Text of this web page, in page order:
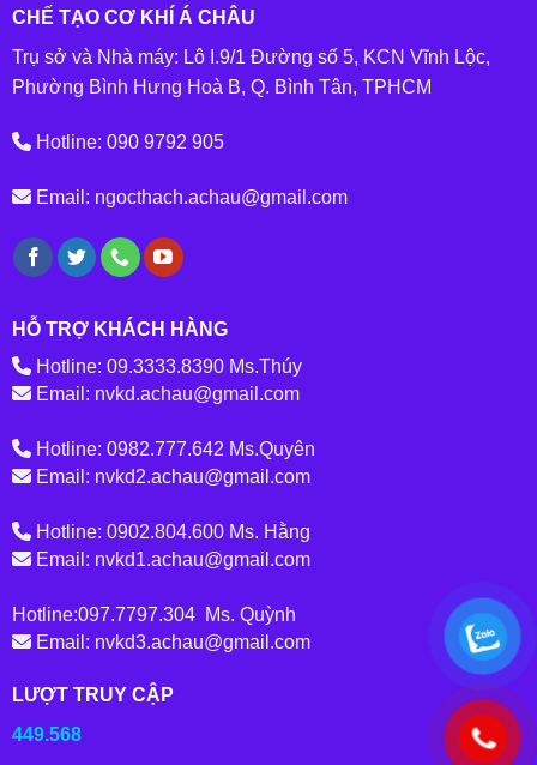
CHẾ TẠO CƠ KHÍ Á CHÂU
Trụ sở và Nhà máy: Lô I.9/1 Đường số 5, KCN Vĩnh Lộc,
Phường Bình Hưng Hoà B, Q. Bình Tân, TPHCM
Hotline: 090 9792 905
Email: ngocthach.achau@gmail.com
HỖ TRỢ KHÁCH HÀNG
Hotline: 09.3333.8390 Ms.Thúy
Email: nvkd.achau@gmail.com
Hotline: 0982.777.642 Ms.Quyên
Email: nvkd2.achau@gmail.com
Hotline: 0902.804.600 Ms. Hằng
Email: nvkd1.achau@gmail.com
Hotline:097.7797.304 Ms. Quỳnh
Email: nvkd3.achau@gmail.com
LƯỢT TRUY CẬP
449.568